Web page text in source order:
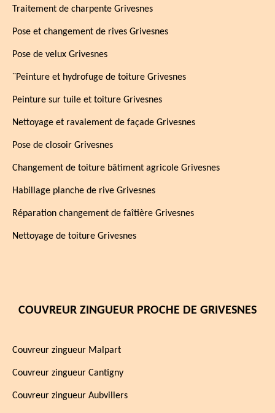
Traitement de charpente Grivesnes
Pose et changement de rives Grivesnes
Pose de velux Grivesnes
¨Peinture et hydrofuge de toiture Grivesnes
Peinture sur tuile et toiture Grivesnes
Nettoyage et ravalement de façade Grivesnes
Pose de closoir Grivesnes
Changement de toiture bâtiment agricole Grivesnes
Habillage planche de rive Grivesnes
Réparation changement de faîtière Grivesnes
Nettoyage de toiture Grivesnes
COUVREUR ZINGUEUR PROCHE DE GRIVESNES
Couvreur zingueur Malpart
Couvreur zingueur Cantigny
Couvreur zingueur Aubvillers